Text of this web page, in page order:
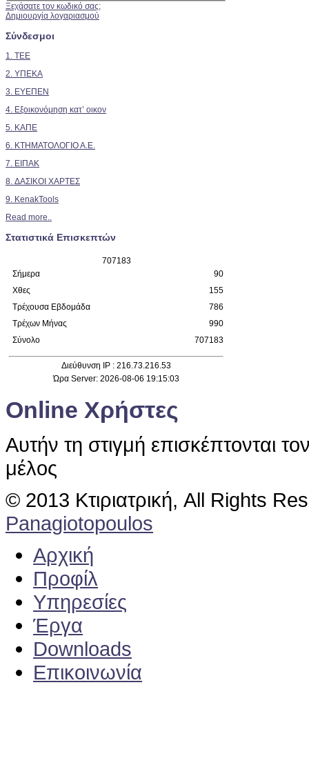
Ξεχάσατε τον κωδικό σας;
Δημιουργία λογαριασμού
Σύνδεσμοι
1. TEE
2. ΥΠΕΚΑ
3. ΕΥΕΠΕΝ
4. Εξοικονόμηση κατ’ οικον
5. ΚΑΠΕ
6. ΚΤΗΜΑΤΟΛΟΓΙΟ Α.Ε.
7. ΕΙΠΑΚ
8. ΔΑΣΙΚΟΙ ΧΑΡΤΕΣ
9. KenakTools
Read more..
Στατιστικά Επισκεπτών
707183
Σήμερα
Χθες
Τρέχουσα Εβδομάδα
Τρέχων Μήνας
Σύνολο
90
155
786
990
707183
Διεύθυνση IP : 216.73.216.53
Ώρα Server: 2026-08-06 19:15:03
Online Χρήστες
Αυτήν τη στιγμή επισκέπτονται
μέλος
© 2013 Κτιριατρική, All Rights
Panagiotopoulos
Αρχική
Προφίλ
Υπηρεσίες
Έργα
Downloads
Επικοινωνία